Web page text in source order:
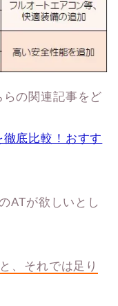
の関連記事をど
底比較！おすす
ATが欲しいとし
、それでは足り